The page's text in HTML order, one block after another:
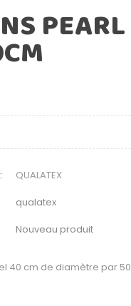
PEARL
QUALATEX
qualatex
Nouveau produit
40 cm de diamètre par 50